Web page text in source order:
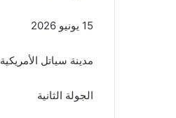
15 يونيو 2026
مدينة سياتل الأمريكية
الجولة الثانية